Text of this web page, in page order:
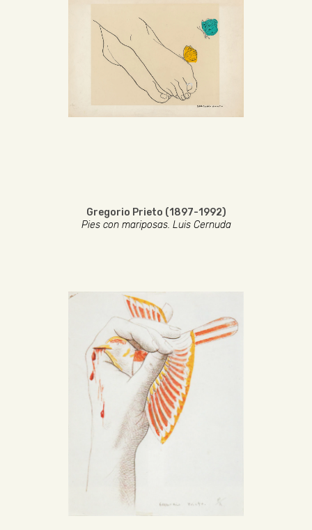
Gregorio Prieto (1897-1992)
Pies con mariposas. Luis Cernuda